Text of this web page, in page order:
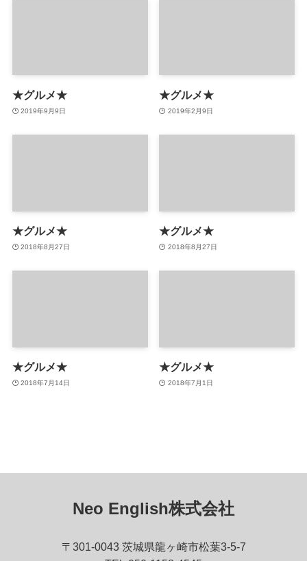
★グルメ★
2019年9月9日
★グルメ★
2019年2月9日
★グルメ★
2018年8月27日
★グルメ★
2018年8月27日
★グルメ★
2018年7月14日
★グルメ★
2018年7月1日
Neo English株式会社
〒301-0043 茨城県龍ヶ崎市松葉3-5-7